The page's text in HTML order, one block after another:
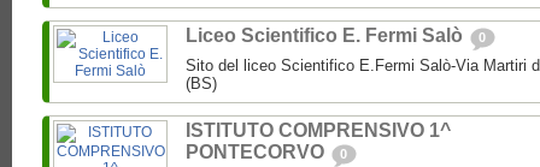
Liceo Scientifico E. Fermi Salò 0
Sito del liceo Scientifico E.Fermi Salò-Via Martiri
(BS)
ISTITUTO COMPRENSIVO 1^
PONTECORVO
0